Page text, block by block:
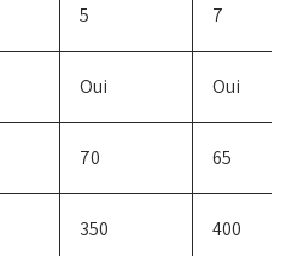
5 7
Oui Oui
70 65
350 400